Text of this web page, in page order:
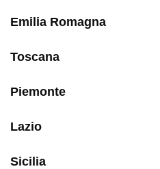
Emilia Romagna
Toscana
Piemonte
Lazio
Sicilia